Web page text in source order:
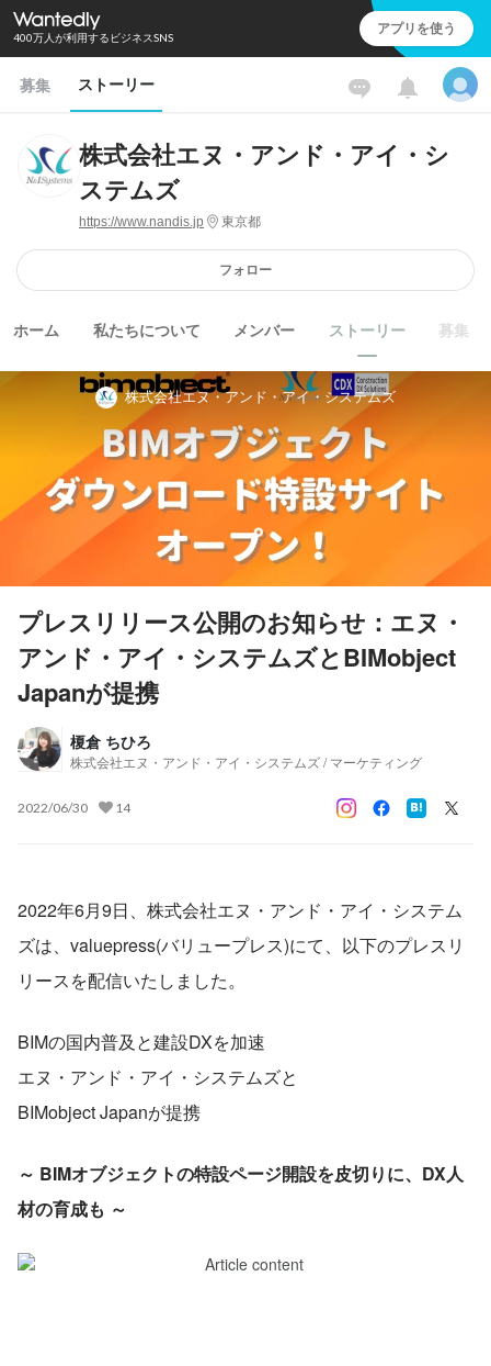
400万人が利用するビジネスSNS アプリを使う
募集 ストーリー
株式会社エヌ・アンド・アイ・シ
ステムズ
https://www.nandis.jp 東京都
フォロー
ホーム 私たちについて メンバー ストーリー 募集
株式会社エヌ・アンド・アイ・システムズ
プレスリリース公開のお知らせ：エヌ・
アンド・アイ・システムズとBIMobject
Japanが提携
榎倉 ちひろ
株式会社エヌ・アンド・アイ・システムズ / マーケティング
2022/06/30 14
2022年6月9日、株式会社エヌ・アンド・アイ・システム
ズは、valuepress(バリュープレス)にて、以下のプレスリ
リースを配信いたしました。
BIMの国内普及と建設DXを加速
エヌ・アンド・アイ・システムズと
BIMobject Japanが提携
～ BIMオブジェクトの特設ページ開設を皮切りに、DX人
材の育成も ～